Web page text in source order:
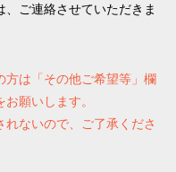
ご連絡させていただきま
方は「その他ご希望等」欄
願いします。
ないので、ご了承くださ